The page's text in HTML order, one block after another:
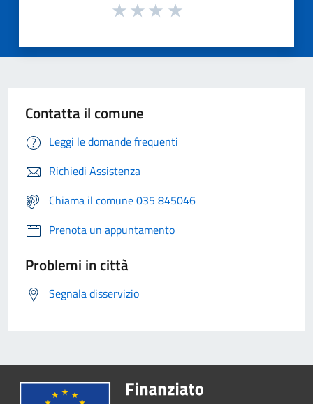
Contatta il comune
Leggi le domande frequenti
Richiedi Assistenza
Chiama il comune 035 845046
Prenota un appuntamento
Problemi in città
Segnala disservizio